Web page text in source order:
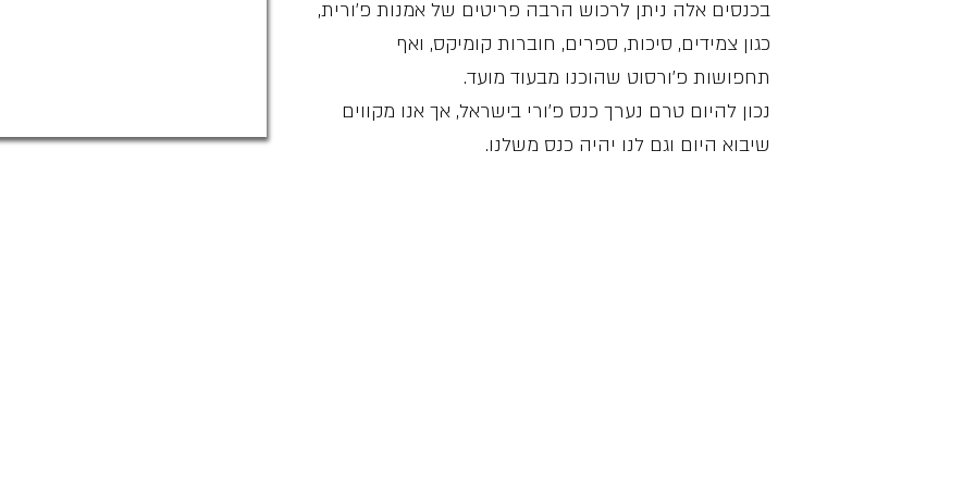
בכנסים אלה ניתן לרכוש הרבה פריטים של אמנות פ׳ורית,
כגון צמידים, סיכות, ספרים, חוברות קומיקס, ואף
תחפושות פ׳ורסוט שהוכנו מבעוד מועד.
נכון להיום טרם נערך כנס פ׳ורי בישראל, אך אנו מקווים
שיבוא היום וגם לנו יהיה כנס משלנו.